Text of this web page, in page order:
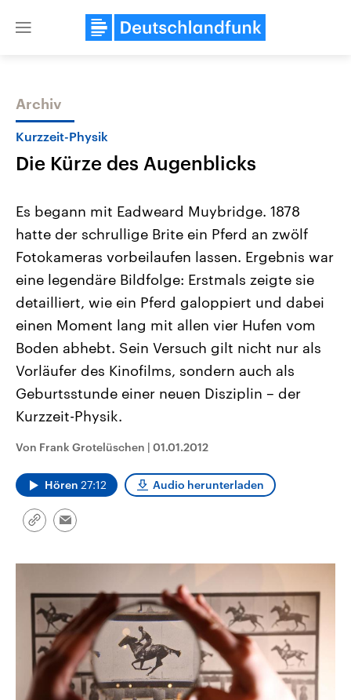
Close
Themen
Landtagswahl Sachsen-Anhalt
2026
Alle Informationen
Sachsen-Anhalt wählt am 6.
September 2026 einen neuen
Landtag. Seit 2021 wird das
Bundesland von einer Koalition aus
Umfragen, Prognosen,
Wahlprogramme, aktuelle Berichte
und Hintergründe zu den Parteien
und Kandidaten der anstehenden
Wahl.
USA
Aktuelle Beiträge,
Hintergründe
Wirtschaftlich und
gehören die Vereinigten
mit großem Einfluss auf
Sendungen Programm Podcasts
Archiv
Kurzzeit-Physik
Die Kürze des Augenblicks
Es begann mit Eadweard Muybridge. 1878
hatte der schrullige Brite ein Pferd an zwölf
Fotokameras vorbeilaufen lassen. Ergebnis war
eine legendäre Bildfolge: Erstmals zeigte sie
detailliert, wie ein Pferd galoppiert und dabei
einen Moment lang mit allen vier Hufen vom
Boden abhebt. Sein Versuch gilt nicht nur als
Vorläufer des Kinofilms, sondern auch als
Geburtsstunde einer neuen Disziplin – der
Kurzzeit-Physik.
Von Frank Grotelüschen | 01.01.2012
Hören 27:12 Audio herunterladen
Link
Email